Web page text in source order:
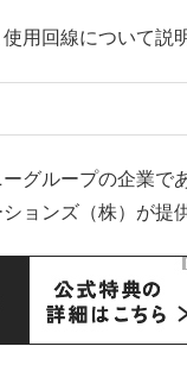
用回線について説
グループの企業で
ョンズ（株）が提